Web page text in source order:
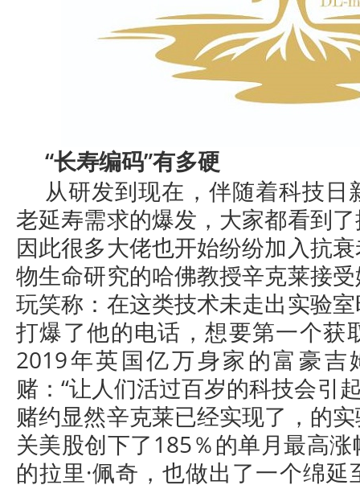
“长寿编码”有多硬
从研发到现在，伴随着科技日
老延寿需求的爆发，大家都看到
因此很多大佬也开始纷纷加入抗
物生命研究的哈佛教授辛克莱接
玩笑称：在这类技术未走出实验
打爆了他的电话，想要第一个获
2019年英国亿万身家的富豪吉
赌：“让人们活过百岁的科技会引
赌约显然辛克莱已经实现了，的
关美股创下了185％的单月最高
的拉里·佩奇，也做出了一个绵